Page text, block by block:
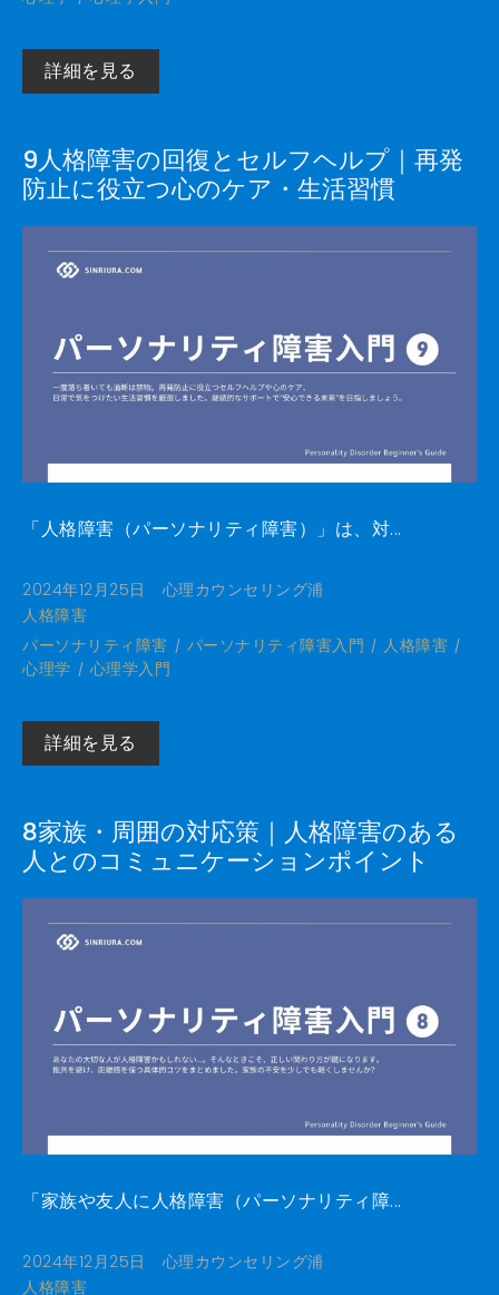
詳細を見る
9人格障害の回復とセルフヘルプ｜再発
防止に役立つ心のケア・生活習慣
「人格障害（パーソナリティ障害）」は、対...
2024年12月25日
心理カウンセリング浦
人格障害
パーソナリティ障害
パーソナリティ障害入門
人格障害
心理学
心理学入門
詳細を見る
8家族・周囲の対応策｜人格障害のある
人とのコミュニケーションポイント
「家族や友人に人格障害（パーソナリティ障...
2024年12月25日
心理カウンセリング浦
人格障害